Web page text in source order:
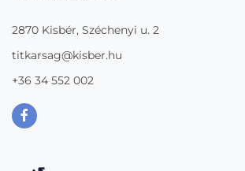
2870 Kisbér, Széchenyi u. 2
titkarsag@kisber.hu
+36 34 552 002